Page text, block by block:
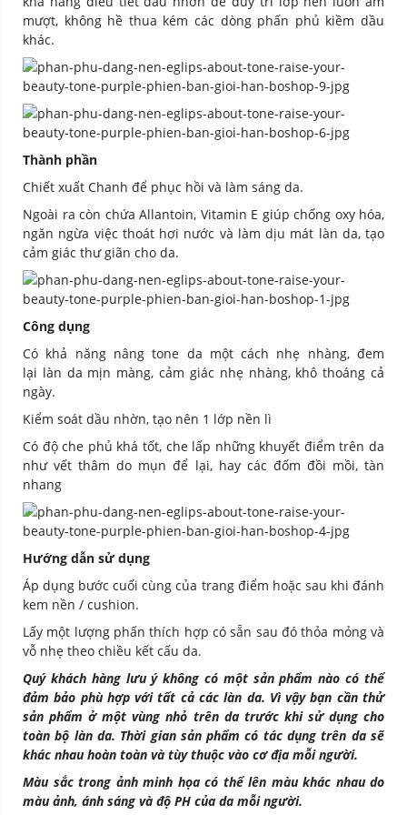
mượt, không hề thua kém các dòng phấn phủ kiềm dầu
khác.
Thành phần
Chiết xuất Chanh để phục hồi và làm sáng da.
Ngoài ra còn chứa Allantoin, Vitamin E giúp chống oxy hóa,
ngăn ngừa việc thoát hơi nước và làm dịu mát làn da, tạo
cảm giác thư giãn cho da.
Công dụng
Có khả năng nâng tone da một cách nhẹ nhàng, đem
lại làn da mịn màng, cảm giác nhẹ nhàng, khô thoáng cả
ngày.
Kiểm soát dầu nhờn, tạo nên 1 lớp nền lì
Có độ che phủ khá tốt, che lấp những khuyết điểm trên da
như vết thâm do mụn để lại, hay các đốm đồi mồi, tàn
nhang
Hướng dẫn sử dụng
Áp dụng bước cuối cùng của trang điểm hoặc sau khi đánh
kem nền / cushion.
Lấy một lượng phấn thích hợp có sẵn sau đó thỏa mỏng và
vỗ nhẹ theo chiều kết cấu da.
Quý khách hàng lưu ý không có một sản phẩm nào có thể
đảm bảo phù hợp với tất cả các làn da. Vì vậy bạn cần thử
sản phẩm ở một vùng nhỏ trên da trước khi sử dụng cho
toàn bộ làn da. Thời gian sản phẩm có tác dụng trên da sẽ
khác nhau hoàn toàn và tùy thuộc vào cơ địa mỗi người.
Màu sắc trong ảnh minh họa có thể lên màu khác nhau do
màu ảnh, ánh sáng và độ PH của da mỗi người.